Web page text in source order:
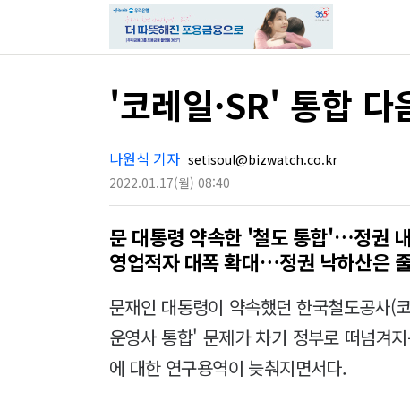
'코레일·SR' 통합
나원식 기자 setisoul@bizwatch.co.kr
2022.01.17(월) 08:40
문 대통령 약속한 '철도 통합'…정권
영업적자 대폭 확대…정권 낙하산은
문재인 대통령이 약속했던 한국철도공사(
운영사 통합' 문제가 차기 정부로 떠넘겨
에 대한 연구용역이 늦춰지면서다.